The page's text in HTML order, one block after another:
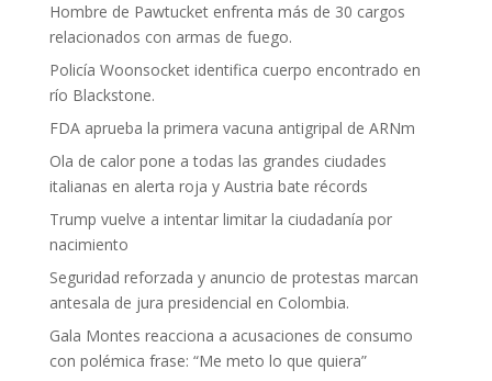
Hombre de Pawtucket enfrenta más de 30 cargos
relacionados con armas de fuego.
Policía Woonsocket identifica cuerpo encontrado en
río Blackstone.
FDA aprueba la primera vacuna antigripal de ARNm
Ola de calor pone a todas las grandes ciudades
italianas en alerta roja y Austria bate récords
Trump vuelve a intentar limitar la ciudadanía por
nacimiento
Seguridad reforzada y anuncio de protestas marcan
antesala de jura presidencial en Colombia.
Gala Montes reacciona a acusaciones de consumo
con polémica frase: “Me meto lo que quiera”